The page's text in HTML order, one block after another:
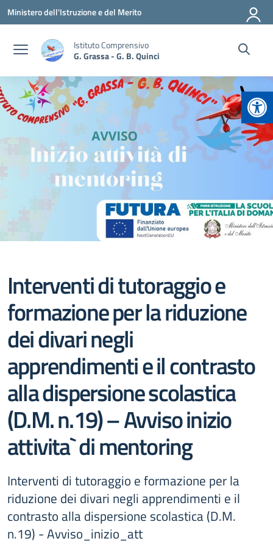
Vai ai contenuti
Vai al menu di navigazione
Vai al footer
Ministero dell'Istruzione e del Merito
Istituto Comprensivo
G. Grassa - G. B. Quinci
Interventi di tutoraggio e
formazione per la riduzione
dei divari negli
apprendimenti e il contrasto
alla dispersione scolastica
(D.M. n.19) – Avviso inizio
attivita` di mentoring
Interventi di tutoraggio e formazione per la
riduzione dei divari negli apprendimenti e il
contrasto alla dispersione scolastica (D.M.
n.19) - Avviso_inizio_att